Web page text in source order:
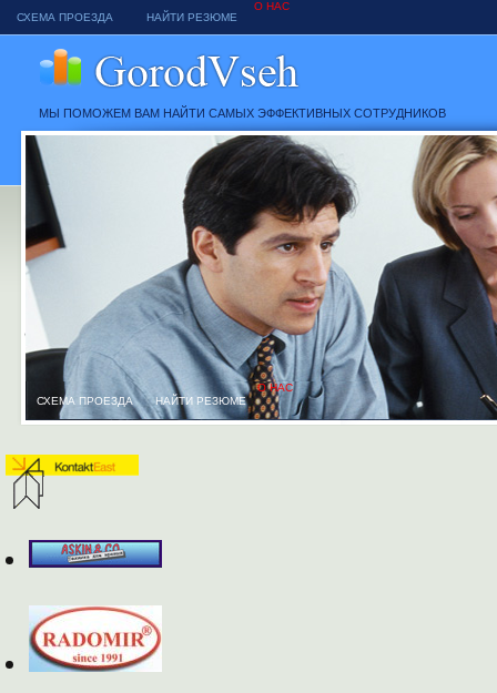
СХЕМА ПРОЕЗДА
О НАС
НАЙТИ РЕЗЮМЕ
МЫ ПОМОЖЕМ ВАМ НАЙТИ САМЫХ ЭФФЕКТИВНЫХ СОТРУДНИКОВ
СХЕМА ПРОЕЗДА
О НАС
НАЙТИ РЕЗЮМЕ